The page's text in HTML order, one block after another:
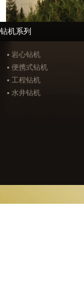
钻机系列
岩心钻机
便携式钻机
工程钻机
水井钻机